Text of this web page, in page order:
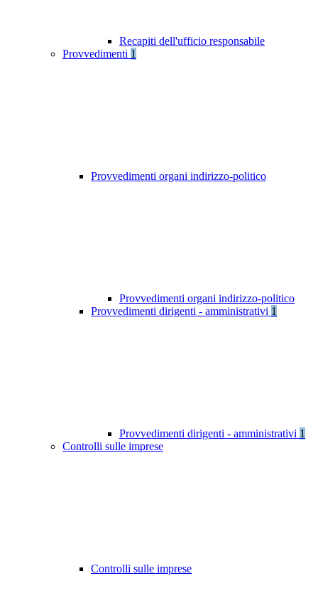
Recapiti dell'ufficio responsabile
Provvedimenti 1
Provvedimenti organi indirizzo-politico
Provvedimenti organi indirizzo-politico
Provvedimenti dirigenti - amministrativi 1
Provvedimenti dirigenti - amministrativi 1
Controlli sulle imprese
Controlli sulle imprese